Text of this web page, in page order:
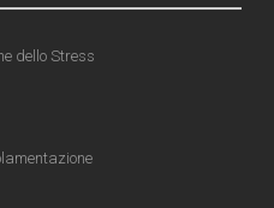
dello Stress